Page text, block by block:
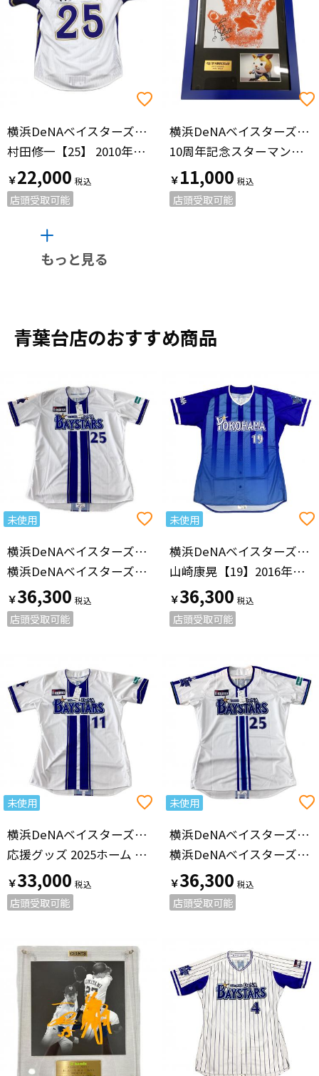
横浜DeNAベイスターズ（ヨコハマディーエヌエーベイスターズ）
村田修一【25】 2010年サマーユニフォーム
￥22,000
店頭受取可能
横浜DeNAベイスターズ（ヨコハマディーエヌエーベイスターズ）
10周年記念スターマン直筆サイン入り手形 応援グッズ
￥11,000
店頭受取可能
もっと見る
青葉台店のおすすめ商品
未使用
横浜DeNAベイスターズ（ヨコハマディーエヌエーベイスターズ）
横浜DeNAベイスターズ 【25】筒香 嘉智 プロ仕様モデル 未使用品
￥36,300
店頭受取可能
未使用
横浜DeNAベイスターズ（ヨコハマディーエヌエーベイスターズ）
山崎康晃【19】2016年ビジター
￥36,300
店頭受取可能
未使用
横浜DeNAベイスターズ（ヨコハマディーエヌエーベイスターズ）
応援グッズ 2025ホーム ホワイト
￥33,000
店頭受取可能
未使用
横浜DeNAベイスターズ（ヨコハマディーエヌエーベイスターズ）
横浜DeNAベイスターズ 【25】筒香 嘉智 プロ仕様モデル 2024ホーム
￥36,300
店頭受取可能